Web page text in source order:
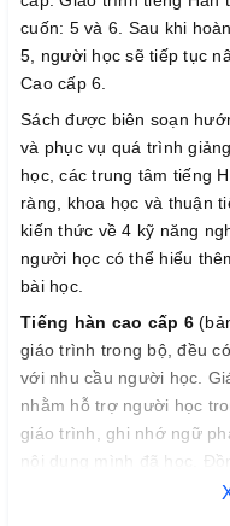
cuốn: 5 và 6. Sau khi
5, người học sẽ tiếp tục
Cao cấp 6.
Sách được biên soạn
và phục vụ quá trình
học, các trung tâm tiếng
ràng, khoa học và thuận
kiến thức về 4 kỹ năng
người học có thể hiểu
bài học.
Tiếng hàn cao cấp 6
giáo trình trong bộ, đều
với nhu cầu người học.
nhằm hỗ trợ người học
giáo trình, ghi nhớ ngữ
nội dung mình đã học.
hữu ích giúp người học